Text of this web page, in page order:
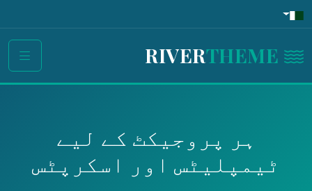
THEME
ہر پروجیکٹ کے لیے
ٹیمپلیٹس اور اسکرپٹس